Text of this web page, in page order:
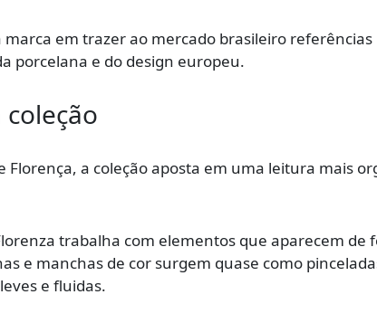
em trazer ao mercado brasileiro referências
porcelana e do design europeu.
a coleção aposta em uma leitura mais
trabalha com elementos que aparecem de
e manchas de cor surgem quase como
e fluidas.